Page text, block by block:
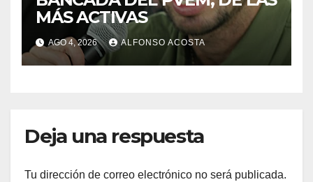
MÁS ACTIVAS
AGO 4, 2026 ALFONSO ACOSTA
Deja una respuesta
Tu dirección de correo electrónico no será publicada.